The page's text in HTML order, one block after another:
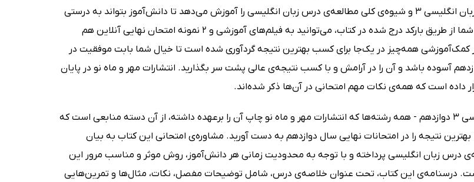
مطالعه‌ی کتاب امتحانت زبان انگلیسی 3 و شیوه‌‌ی کلی مطالعه‌ی درس زبان انگلیسی را آموزش می‌دهد تا دانش‌آموز بتواند به درستی
منابع لازم را مطالعه کند. شما از طریق بارکد درج شده در کتاب، می‌توانید به فیلم‌های آموزشی و 2 نمونه امتحان نهایی آنلاین هم
کمک‌آموزشی همه‌چیز در یک‌جا برای کسب بهترین نتیجه گردآوری شده است تا خیال شما بابت موفقیت در
آسوده باشد و آن را در آرامش و با کسب نتیجه‌ی عالی پشت سر بگذارید. انتشارات مهر و ماه نو در پایان
داده است که همه‌ی نکات مهم امتحانی در آن‌ها ذکر شده‌اند.
کتاب امتحانت زبان انگلیسی 3 دوازدهم - همه رشته‌ها که انتشارات مهر و ماه نو چاپ آن را برعهده داشته، از آن دسته منابعی است که
بهترین نتیجه را در امتحانات نهایی سال دوازدهم به دست آورید. مشاوره‌ی امتحانی این کتاب به بیان
درس زبان انگلیسی پرداخته و با توجه به محدودیت زمانی هر دانش‌آموز، روش موثر و مناسب مرور این
است. درسنامه‌ی این کتاب، تحت عنوان خلاصه‌ی درس، شامل توضیحات مفصل، نکات، مثال‌ها و تمرین‌هایی